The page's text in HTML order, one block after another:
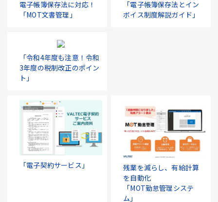
電子帳簿保存法に対応！
「MOT文書管理」
「電子帳簿保存法とイン
ボイス制度解説ガイド」
「令和4年度も注意！令和
3年度の税制改正のポイン
ト」
「電子契約サービス」
残業を減らし、有給計算
を自動化
「MOT勤怠管理システ
ム」